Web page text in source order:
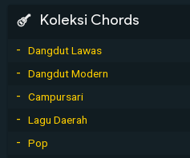
Koleksi Chords
Dangdut Lawas
Dangdut Modern
Campursari
Lagu Daerah
Pop